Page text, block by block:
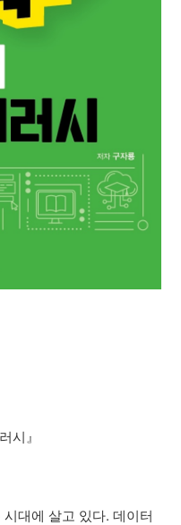
시』
대에 살고 있다. 데이터